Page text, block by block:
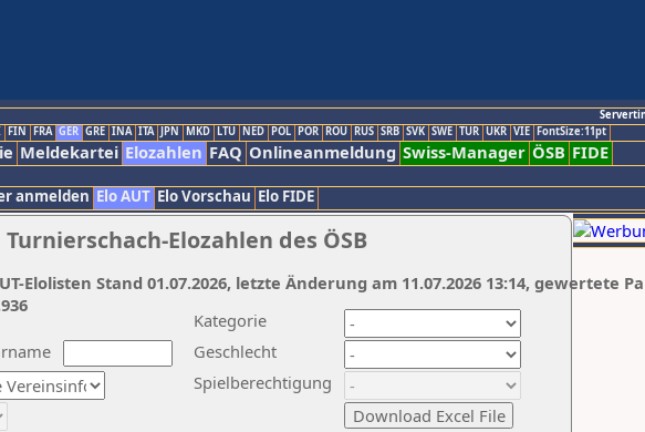
FIN FRA GER GRE INA ITA JPN MKD LTU NED POL POR ROU RUS SRB SVK SWE TUR UKR VIE FontSize:11pt
Meldekartei Elozahlen FAQ Onlineanmeldung Swiss-Manager ÖSB FIDE
anmelden Elo AUT Elo Vorschau Elo FIDE
Elozahlen des ÖSB
Kategorie
Geschlecht
Spielberechtigung
Elolisten Stand 01.07.2026, letzte Änderung am 11.07.2026 13:14, gewertete